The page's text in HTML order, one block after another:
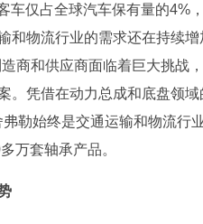
车仅占全球汽车保有量的4%
和物流行业的需求还在持续
商和供应商面临着巨大挑战
。凭借在动力总成和底盘领
勒始终是交通运输和物流行
万套轴承产品。